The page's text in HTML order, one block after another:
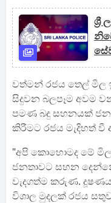
ශ්‍රී
වත්මන් රජය තෙල් මිල
සිදුවන බලපෑම අවම
පමණ බදු සහනයක්
කිරීමට රජය මැදිහත්
"අපි කොහොමද මේ
ජනතාවට සහන
වැදගත්ම කරුණ.
විශාල මුදලක් රජය